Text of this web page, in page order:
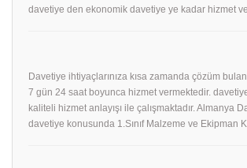
davetiye den ekonomik davetiye ye kadar hizmet
Davetiye ihtiyaçlarınıza kısa zamanda çözüm
7 gün 24 saat boyunca hizmet vermektedir.
kaliteli hizmet anlayışı ile çalışmaktadır. Almanya
davetiye konusunda 1.Sınıf Malzeme ve Ekipman